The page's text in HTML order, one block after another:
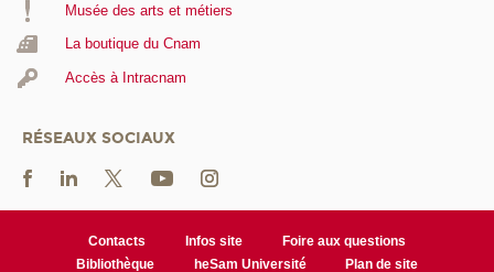
Musée des arts et métiers
La boutique du Cnam
Accès à Intracnam
RÉSEAUX SOCIAUX
Contacts Infos site
Foire aux questions
Bibliothèque
heSam Université Plan de site